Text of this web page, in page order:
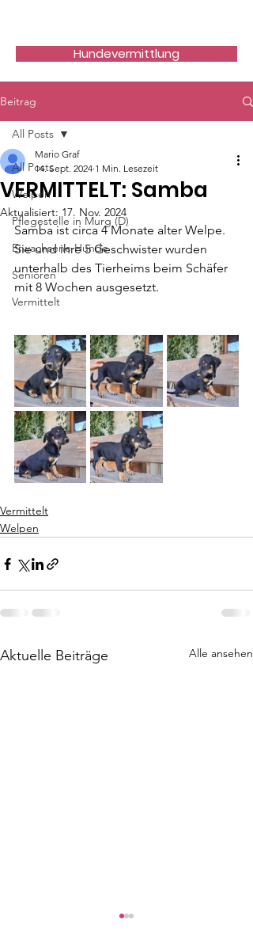
Hundevermittlung
Beitrag
All Posts
Welpen
Pflegestelle in Murg (D)
Erwachsene Hunde
Senioren
Vermittelt
All Posts
VERMITTELT: Samba
Mario Graf
14. Sept. 2024 1 Min. Lesezeit
Aktualisiert: 17. Nov. 2024
Samba ist circa 4 Monate alter Welpe.
Sie und ihre 5 Geschwister wurden
unterhalb des Tierheims beim Schäfer
mit 8 Wochen ausgesetzt.
Vermittelt
Welpen
Aktuelle Beiträge Alle ansehen